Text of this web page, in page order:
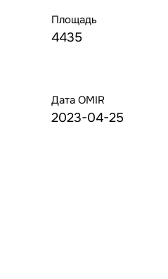
Площадь
4435
Дата OMIR
2023-04-25